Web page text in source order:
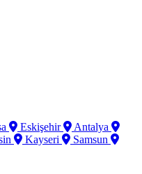
Eskişehir
Antalya
Kayseri
Samsun